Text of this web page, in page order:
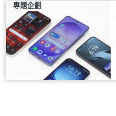
專題企劃